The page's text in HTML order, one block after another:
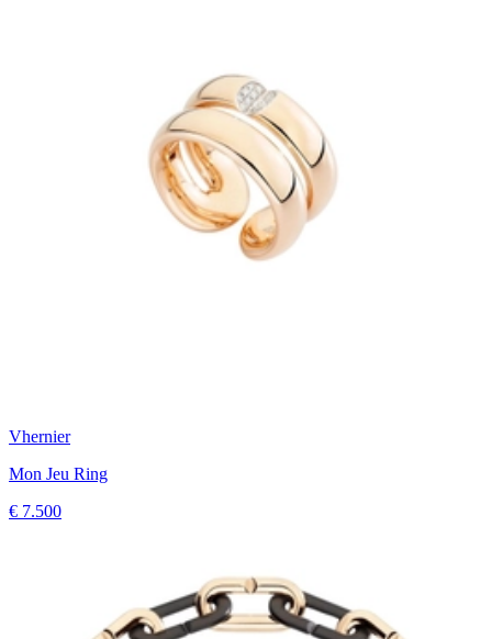
Vhernier
Mon Jeu Ring
€ 7.500